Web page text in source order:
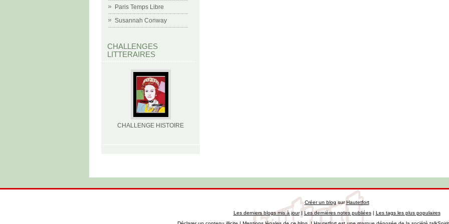
Paris Temps Libre
Susannah Conway
CHALLENGES
LITTERAIRES
CHALLENGE HISTOIRE
Créer un blog surHautetfort
Les derniers blogs mis à jour|Les dernières notes publiées| Les tags les plus populaires